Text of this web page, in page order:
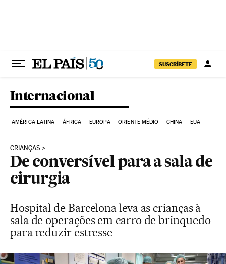
SUSCRÍBETE
Internacional
AMÉRICA LATINA ÁFRICA EUROPA ORIENTE MÉDIO CHINA EUA
CRIANÇAS
De conversível para a sala de
cirurgia
Hospital de Barcelona leva as crianças à
sala de operações em carro de brinquedo
para reduzir estresse